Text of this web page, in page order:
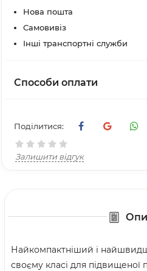
Нова пошта
Самовивіз
Інші транспортні служби
Способи оплати
Поділитися:
Залишити відгук
Найкомпактніший і
своєму класі для підвищеної